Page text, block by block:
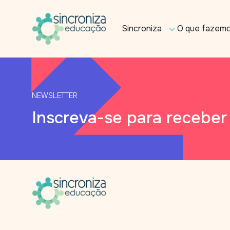
Sincroniza O que
NEWSLETTER
Inscreva-se para